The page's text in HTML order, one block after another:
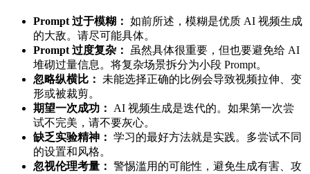
Prompt 过于模糊： 如前所述，模糊是优质 AI 视频生成
的大敌。请尽可能具体。
Prompt 过度复杂：
虽然具体很重要，但也要避免给 AI
堆砌过量信息。将复杂场景拆分为小段 Prompt。
忽略纵横比：
未能选择正确的比例会导致视频拉伸、变
形或被裁剪。
期望一次成功：
AI 视频生成是迭代的。如果第一次尝
试不完美，请不要灰心。
缺乏实验精神： 学习的最好方法就是实践。多尝试不同
的设置和风格。
忽视伦理考量： 警惕滥用的可能性，避免生成有害、攻